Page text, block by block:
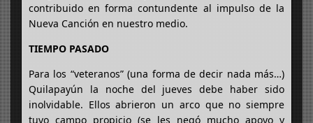
contribuido en forma contundente al impulso de la
Nueva Canción en nuestro medio.
TIEMPO PASADO
Para los “veteranos” (una forma de decir nada más…)
Quilapayún la noche del jueves debe haber sido
inolvidable. Ellos abrieron un arco que no siempre
tuvo campo propicio (se les negó mucho apoyo y